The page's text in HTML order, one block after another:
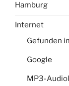
Hamburg
Internet
Gefunden
Google
MP3-